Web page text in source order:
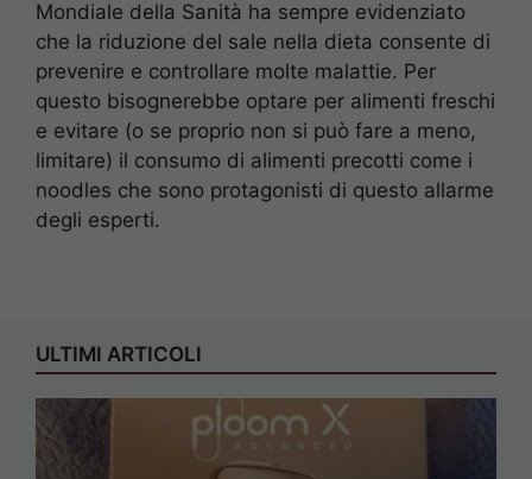
Mondiale della Sanità ha sempre evidenziato
che la riduzione del sale nella dieta consente di
prevenire e controllare molte malattie. Per
questo bisognerebbe optare per alimenti freschi
e evitare (o se proprio non si può fare a meno,
limitare) il consumo di alimenti precotti come i
noodles che sono protagonisti di questo allarme
degli esperti.
ULTIMI ARTICOLI